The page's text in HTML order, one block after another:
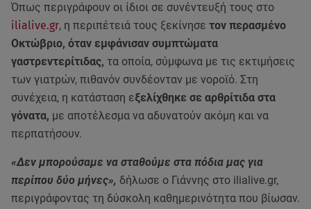
Όπως περιγράφουν οι ίδιοι σε συνέντευξή τους στο
ilialive.gr, η περιπέτειά τους ξεκίνησε τον περασμένο
Οκτώβριο, όταν εμφάνισαν συμπτώματα
γαστρεντερίτιδας, τα οποία, σύμφωνα με τις εκτιμήσεις
των γιατρών, πιθανόν συνδέονταν με νοροϊό. Στη
συνέχεια, η κατάσταση εξελίχθηκε σε αρθρίτιδα στα
γόνατα, με αποτέλεσμα να αδυνατούν ακόμη και να
περπατήσουν.
«Δεν μπορούσαμε να σταθούμε στα πόδια μας για
περίπου δύο μήνες», δήλωσε ο Γιάννης στο ilialive.gr,
περιγράφοντας τη δύσκολη καθημερινότητα που βίωσαν.